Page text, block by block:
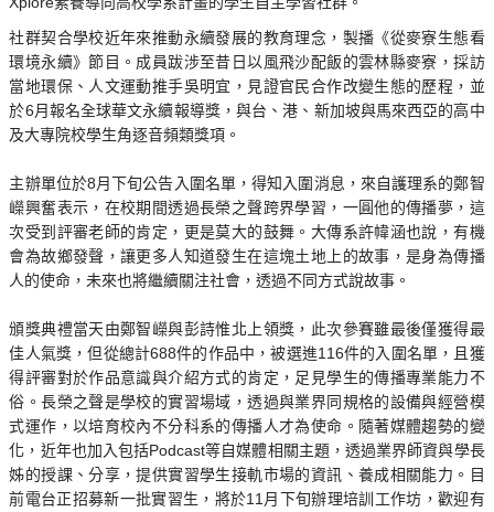
社群契合學校近年來推動永續發展的教育理念，製播《從麥寮生態看
環境永續》節目。成員跋涉至昔日以風飛沙配飯的雲林縣麥寮，採訪
當地環保、人文運動推手吳明宜，見證官民合作改變生態的歷程，並
於6月報名全球華文永續報導獎，與台、港、新加坡與馬來西亞的高中
及大專院校學生角逐音頻類獎項。
主辦單位於8月下旬公告入圍名單，得知入圍消息，來自護理系的鄭智
嶸興奮表示，在校期間透過長榮之聲跨界學習，一圓他的傳播夢，這
次受到評審老師的肯定，更是莫大的鼓舞。大傳系許幃涵也說，有機
會為故鄉發聲，讓更多人知道發生在這塊土地上的故事，是身為傳播
人的使命，未來也將繼續關注社會，透過不同方式說故事。
頒獎典禮當天由鄭智嶸與彭詩惟北上領獎，此次參賽雖最後僅獲得最
佳人氣獎，但從總計688件的作品中，被選進116件的入圍名單，且獲
得評審對於作品意識與介紹方式的肯定，足見學生的傳播專業能力不
俗。長榮之聲是學校的實習場域，透過與業界同規格的設備與經營模
式運作，以培育校內不分科系的傳播人才為使命。隨著媒體趨勢的變
化，近年也加入包括Podcast等自媒體相關主題，透過業界師資與學長
姊的授課、分享，提供實習學生接軌市場的資訊、養成相關能力。目
前電台正招募新一批實習生，將於11月下旬辦理培訓工作坊，歡迎有